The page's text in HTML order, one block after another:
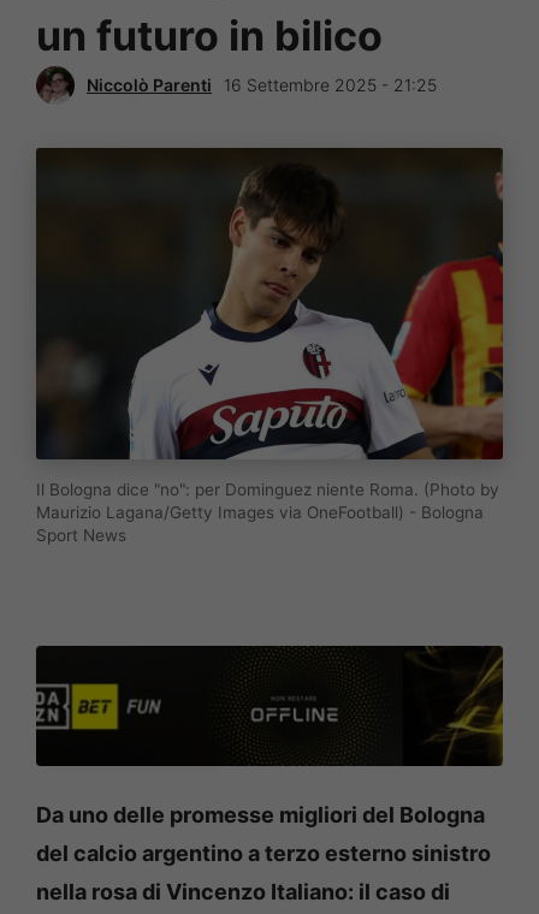
un futuro in bilico
Niccolò Parenti 16 Settembre 2025 - 21:25
Il Bologna dice "no": per Dominguez niente Roma. (Photo by
Maurizio Lagana/Getty Images via OneFootball) - Bologna
Sport News
Da uno delle promesse migliori del Bologna
del calcio argentino a terzo esterno sinistro
nella rosa di Vincenzo Italiano: il caso di